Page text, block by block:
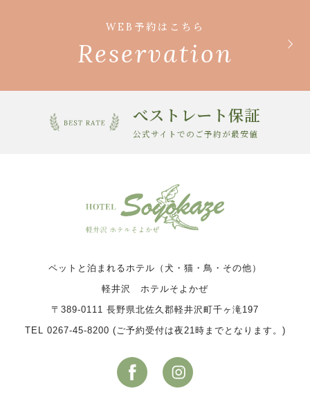
WEB予約はこちら
Reservation
べストレート保証
公式サイトでのご予約が最安値
ペットと泊まれるホテル（犬・猫・鳥・その他）
軽井沢 ホテルそよかぜ
〒389-0111 長野県北佐久郡軽井沢町千ヶ滝197
TEL 0267-45-8200 (ご予約受付は夜21時までとなります。)